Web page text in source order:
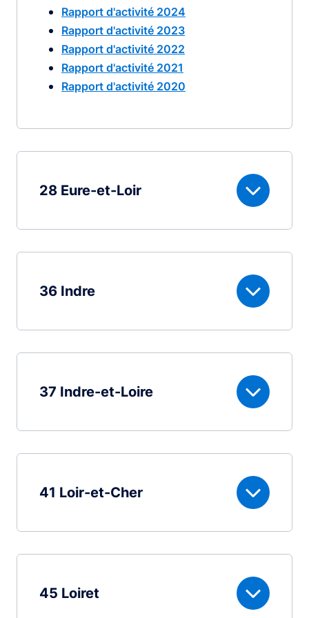
Rapport d'activité 2024
Rapport d'activité 2023
Rapport d'activité 2022
Rapport d'activité 2021
Rapport d'activité 2020
28 Eure-et-Loir
36 Indre
37 Indre-et-Loire
41 Loir-et-Cher
45 Loiret